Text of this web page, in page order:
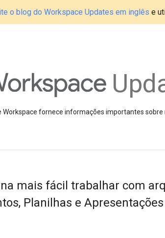
o blog do Workspace Updates em inglês e
Workspace fornece informações importantes sobre
mais fácil trabalhar com
Planilhas e Apresentações